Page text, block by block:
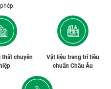
thất chuyên
Vật liệu trang trí tiêu
chuẩn Châu Âu